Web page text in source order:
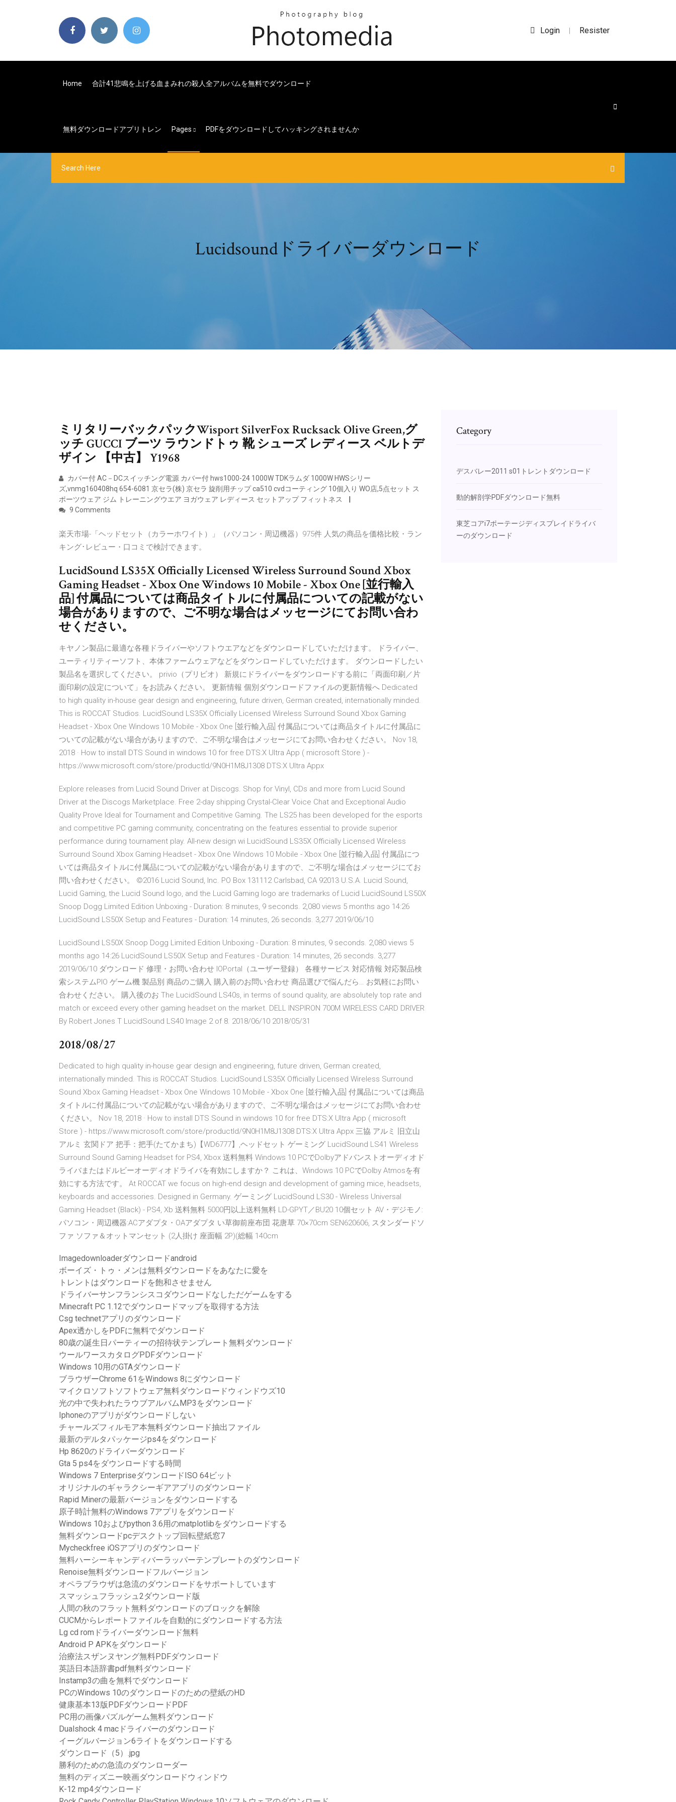
Login | Resister
Home 合計41悲鳴を上げる血まみれの殺人全アルバムを無料でダウンロード
無料ダウンロードアプリトレン Pages PDFをダウンロードしてハッキングされませんか
Lucidsoundドライバーダウンロード
ミリタリーバックパックWisport SilverFox Rucksack Olive Green,グ
ッチ GUCCI ブーツ ラウンドトゥ 靴 シューズ レディース ベルトデ
ザイン 【中古】 Y1968
カバー付 AC－DCスイッチング電源 カバー付 hws1000-24 1000W TDKラムダ 1000W HWSシリー
ズ,vnmg160408hq 654-6081 京セラ(株) 京セラ 旋削用チップ ca510 cvdコーティング 10個入り WO店,5点セット ス
ポーツウェア ジム トレーニングウエア ヨガウェア レディース セットアップ フィットネス
9 Comments
楽天市場-「ヘッドセット（カラーホワイト）」（パソコン・周辺機器）975件 人気の商品を価格比較・ラン
キング･レビュー・口コミで検討できます。
LucidSound LS35X Officially Licensed Wireless Surround Sound Xbox
Gaming Headset - Xbox One Windows 10 Mobile - Xbox One [並行輸入
品] 付属品については商品タイトルに付属品についての記載がない
場合がありますので、ご不明な場合はメッセージにてお問い合わ
せください。
キヤノン製品に最適な各種ドライバーやソフトウエアなどをダウンロードしていただけます。 ドライバー、
ユーティリティーソフト、本体ファームウェアなどをダウンロードしていただけます。 ダウンロードしたい
製品名を選択してください。 privio（プリビオ） 新規にドライバーをダウンロードする前に「両面印刷／片
面印刷の設定について」をお読みください。 更新情報 個別ダウンロードファイルの更新情報へ Dedicated
to high quality in-house gear design and engineering, future driven, German created, internationally minded.
This is ROCCAT Studios. LucidSound LS35X Officially Licensed Wireless Surround Sound Xbox Gaming
Headset - Xbox One Windows 10 Mobile - Xbox One [並行輸入品] 付属品については商品タイトルに付属品に
ついての記載がない場合がありますので、ご不明な場合はメッセージにてお問い合わせください。 Nov 18,
2018 · How to install DTS Sound in windows 10 for free DTS:X Ultra App ( microsoft Store ) -
https://www.microsoft.com/store/productId/9N0H1M8J1308 DTS:X Ultra Appx
Explore releases from Lucid Sound Driver at Discogs. Shop for Vinyl, CDs and more from Lucid Sound
Driver at the Discogs Marketplace. Free 2-day shipping Crystal-Clear Voice Chat and Exceptional Audio
Quality Prove Ideal for Tournament and Competitive Gaming. The LS25 has been developed for the esports
and competitive PC gaming community, concentrating on the features essential to provide superior
performance during tournament play. All-new design wi LucidSound LS35X Officially Licensed Wireless
Surround Sound Xbox Gaming Headset - Xbox One Windows 10 Mobile - Xbox One [並行輸入品] 付属品につ
いては商品タイトルに付属品についての記載がない場合がありますので、ご不明な場合はメッセージにてお
問い合わせください。 ©2016 Lucid Sound, Inc. PO Box 131112 Carlsbad, CA 92013 U.S.A. Lucid Sound,
Lucid Gaming, the Lucid Sound logo, and the Lucid Gaming logo are trademarks of Lucid LucidSound LS50X
Snoop Dogg Limited Edition Unboxing - Duration: 8 minutes, 9 seconds. 2,080 views 5 months ago 14:26
LucidSound LS50X Setup and Features - Duration: 14 minutes, 26 seconds. 3,277 2019/06/10
LucidSound LS50X Snoop Dogg Limited Edition Unboxing - Duration: 8 minutes, 9 seconds. 2,080 views 5
months ago 14:26 LucidSound LS50X Setup and Features - Duration: 14 minutes, 26 seconds. 3,277
2019/06/10 ダウンロード 修理・お問い合わせ IOPortal（ユーザー登録） 各種サービス 対応情報 対応製品検
索システムPIO ゲーム機 製品別 商品のご購入 購入前のお問い合わせ 商品選びで悩んだら… お気軽にお問い
合わせください。 購入後のお The LucidSound LS40s, in terms of sound quality, are absolutely top rate and
match or exceed every other gaming headset on the market. DELL INSPIRON 700M WIRELESS CARD DRIVER
By Robert Jones T LucidSound LS40 Image 2 of 8. 2018/06/10 2018/05/31
2018/08/27
Dedicated to high quality in-house gear design and engineering, future driven, German created,
internationally minded. This is ROCCAT Studios. LucidSound LS35X Officially Licensed Wireless Surround
Sound Xbox Gaming Headset - Xbox One Windows 10 Mobile - Xbox One [並行輸入品] 付属品については商品
タイトルに付属品についての記載がない場合がありますので、ご不明な場合はメッセージにてお問い合わせ
ください。 Nov 18, 2018 · How to install DTS Sound in windows 10 for free DTS:X Ultra App ( microsoft
Store ) - https://www.microsoft.com/store/productId/9N0H1M8J1308 DTS:X Ultra Appx 三協 アルミ 旧立山
アルミ 玄関ドア 把手：把手(たてかまち)【WD6777】,ヘッドセット ゲーミング LucidSound LS41 Wireless
Surround Sound Gaming Headset for PS4, Xbox 送料無料 Windows 10 PCでDolbyアドバンストオーディオド
ライバまたはドルビーオーディオドライバを有効にしますか？ これは、Windows 10 PCでDolby Atmosを有
効にする方法です。 At ROCCAT we focus on high-end design and development of gaming mice, headsets,
keyboards and accessories. Designed in Germany. ゲーミング LucidSound LS30 - Wireless Universal
Gaming Headset (Black) - PS4, Xb 送料無料 5000円以上送料無料 LD-GPYT／BU20 10個セット AV・デジモノ:
パソコン・周辺機器:ACアダプタ・OAアダプタ い草御前座布団 花唐草 70×70cm SEN620606, スタンダードソ
ファ ソファ＆オットマンセット (2人掛け 座面幅 2P)(総幅 140cm
Imagedownloaderダウンロードandroid
ボーイズ・トゥ・メンは無料ダウンロードをあなたに愛を
トレントはダウンロードを飽和させません
ドライバーサンフランシスコダウンロードなしただゲームをする
Minecraft PC 1.12でダウンロードマップを取得する方法
Csg technetアプリのダウンロード
Apex透かしをPDFに無料でダウンロード
80歳の誕生日パーティーの招待状テンプレート無料ダウンロード
ウールワースカタログPDFダウンロード
Windows 10用のGTAダウンロード
ブラウザーChrome 61をWindows 8にダウンロード
マイクロソフトソフトウェア無料ダウンロードウィンドウズ10
光の中で失われたラウブアルバムMP3をダウンロード
Iphoneのアプリがダウンロードしない
チャールズフィルモア本無料ダウンロード抽出ファイル
最新のデルタパッケージps4をダウンロード
Hp 8620のドライバーダウンロード
Gta 5 ps4をダウンロードする時間
Windows 7 EnterpriseダウンロードISO 64ビット
オリジナルのギャラクシーギアアプリのダウンロード
Rapid Minerの最新バージョンをダウンロードする
原子時計無料のWindows 7アプリをダウンロード
Windows 10およびpython 3.6用のmatplotlibをダウンロードする
無料ダウンロードpcデスクトップ回転壁紙窓7
Mycheckfree iOSアプリのダウンロード
無料ハーシーキャンディバーラッパーテンプレートのダウンロード
Renoise無料ダウンロードフルバージョン
オペラブラウザは急流のダウンロードをサポートしています
スマッシュフラッシュ2ダウンロード版
人間の秋のフラット無料ダウンロードのブロックを解除
CUCMからレポートファイルを自動的にダウンロードする方法
Lg cd romドライバーダウンロード無料
Android P APKをダウンロード
治療法スザンヌヤング無料PDFダウンロード
英語日本語辞書pdf無料ダウンロード
Instamp3の曲を無料でダウンロード
PCのWindows 10のダウンロードのための壁紙のHD
健康基本13版PDFダウンロードPDF
PC用の画像パズルゲーム無料ダウンロード
Dualshock 4 macドライバーのダウンロード
イーグルバージョン6ライトをダウンロードする
ダウンロード（5）.jpg
勝利のための急流のダウンローダー
無料のディズニー映画ダウンロードウィンドウ
K-12 mp4ダウンロード
Category
デスバレー2011 s01トレントダウンロード
動的解剖学PDFダウンロード無料
東芝コアi7ポーテージディスプレイドライバ
ーのダウンロード